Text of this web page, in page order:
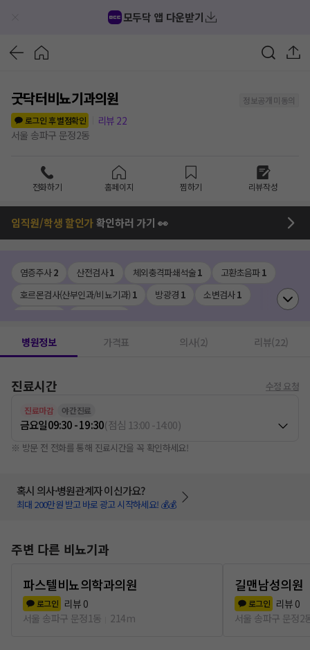
모두닥 앱 다운받기
굿닥터비뇨기과의원
정보공개 미동의
로그인 후 별점확인
리뷰 22
서울 송파구 문정2동
전화하기 홈페이지 찜하기 리뷰작성
임직원/학생 할인가확인하러 가기 👀
염증주사2 산전검사1 체외충격파쇄석술1 고환초음파1
호르몬검사(산부인과/비뇨기과) 1 방광경 1 소변검사1
병원정보 가격표 의사(2) 리뷰(22)
진료시간 수정 요청
진료마감 야간진료
금요일09:30 - 19:30(점심 13:00-14:00)
※ 방문 전 전화를 통해 진료시간을 꼭 확인하세요!
혹시 의사·병원관계자 이신가요?
최대 200만원 받고 바로 광고 시작하세요! 💰💰
주변 다른 비뇨기과
파스텔비뇨의학과의원
로그인 리뷰 0
서울 송파구 문정1동
214m
길맨남성의원
로그인 리뷰 0
서울 송파구 문정2